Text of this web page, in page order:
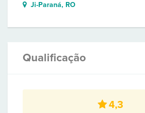
Ji-Paraná, RO
Qualificação
4,3